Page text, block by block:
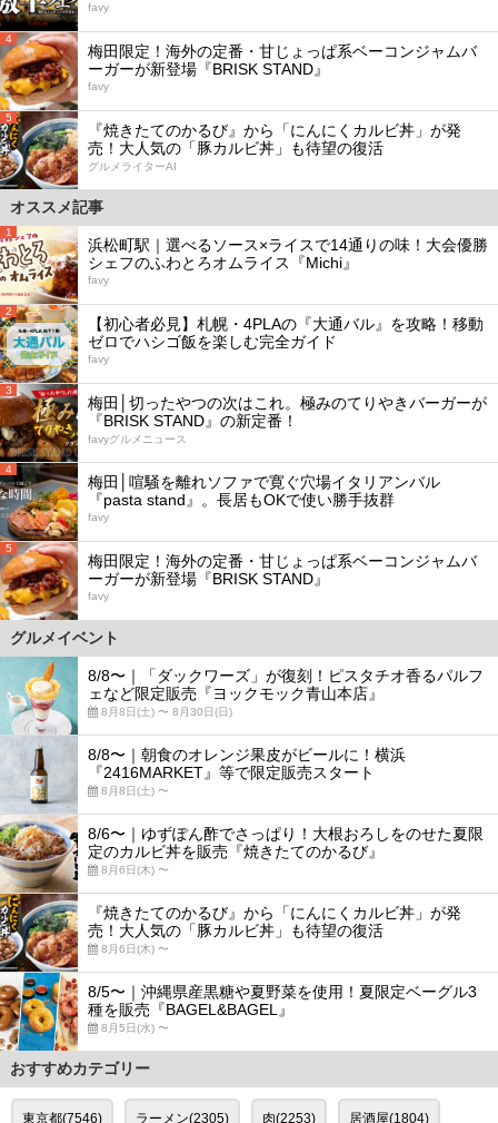
favy
4
梅田限定！海外の定番・甘じょっぱ系ベーコンジャムバ
ーガーが新登場『BRISK STAND』
favy
5
『焼きたてのかるび』から「にんにくカルビ丼」が発
売！大人気の「豚カルビ丼」も待望の復活
グルメライターAI
オススメ記事
1
浜松町駅｜選べるソース×ライスで14通りの味！大会優勝
シェフのふわとろオムライス『Michi』
favy
2
【初心者必見】札幌・4PLAの『大通バル』を攻略！移動
ゼロでハシゴ飯を楽しむ完全ガイド
favy
3
梅田│切ったやつの次はこれ。極みのてりやきバーガーが
『BRISK STAND』の新定番！
favyグルメニュース
4
梅田│喧騒を離れソファで寛ぐ穴場イタリアンバル
『pasta stand』。長居もOKで使い勝手抜群
favy
5
梅田限定！海外の定番・甘じょっぱ系ベーコンジャムバ
ーガーが新登場『BRISK STAND』
favy
グルメイベント
8/8〜｜「ダックワーズ」が復刻！ピスタチオ香るパルフ
ェなど限定販売『ヨックモック青山本店』
8月8日(土) 〜 8月30日(日)
8/8〜｜朝食のオレンジ果皮がビールに！横浜
『2416MARKET』等で限定販売スタート
8月8日(土) 〜
8/6〜｜ゆずぽん酢でさっぱり！大根おろしをのせた夏限
定のカルビ丼を販売『焼きたてのかるび』
8月6日(木) 〜
『焼きたてのかるび』から「にんにくカルビ丼」が発
売！大人気の「豚カルビ丼」も待望の復活
8月6日(木) 〜
8/5〜｜沖縄県産黒糖や夏野菜を使用！夏限定ベーグル3
種を販売『BAGEL&BAGEL』
8月5日(水) 〜
おすすめカテゴリー
東京都(7546) ラーメン(2305) 肉(2253) 居酒屋(1804)